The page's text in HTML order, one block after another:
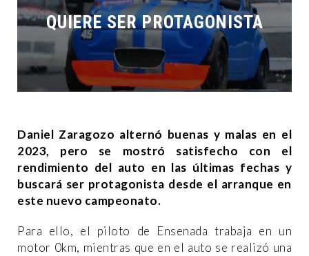
QUIERE SER PROTAGONISTA
Daniel Zaragozo alternó buenas y malas en el
2023, pero se mostró satisfecho con el
rendimiento del auto en las últimas fechas y
buscará ser protagonista desde el arranque en
este nuevo campeonato.
Para ello, el piloto de Ensenada trabaja en un
motor 0km, mientras que en el auto se realizó una